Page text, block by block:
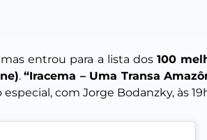
mas entrou para a lista dos 100
.“Iracema – Uma Transa
com Jorge Bodanzky, às